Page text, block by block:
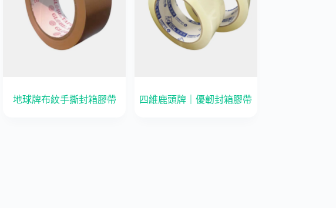
地球牌布紋手撕封箱膠帶 四維鹿頭牌｜優韌封箱膠帶